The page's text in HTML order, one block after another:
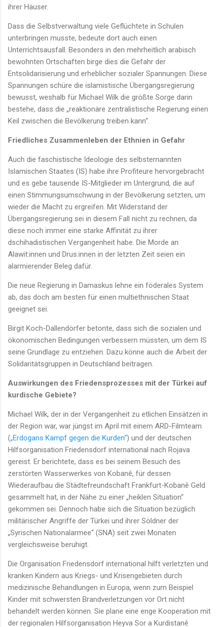
ihrer Häuser.
Dass die Selbstverwaltung viele Geflüchtete in Schulen
unterbringen musste, bedeute dort auch einen
Unterrichtsausfall. Besonders in den mehrheitlich arabisch
bewohnten Ortschaften birge dies die Gefahr der
Entsolidarisierung und erheblicher sozialer Spannungen. Diese
Spannungen schüre die islamistische Übergangsregierung
bewusst, weshalb für Michael Wilk die größte Sorge darin
bestehe, dass die „reaktionäre zentralistische Regierung einen
Keil zwischen die Bevölkerung treiben kann“.
Friedliches Zusammenleben der Ethnien in Gefahr
Auch die faschistische Ideologie des selbsternannten
Islamischen Staates (IS) habe ihre Profiteure hervorgebracht
und es gebe tausende IS-Mitglieder im Untergrund, die auf
einen Stimmungsumschwung in der Bevölkerung setzten, um
wieder die Macht zu ergreifen. Mit Widerstand der
Übergangsregierung sei in diesem Fall nicht zu rechnen, da
diese noch immer eine starke Affinität zu ihrer
dschihadistischen Vergangenheit habe. Die Morde an
Alawit:innen und Drus:innen in der letzten Zeit seien ein
alarmierender Beleg dafür.
Die neue Regierung in Damaskus lehne ein föderales System
ab, das doch am besten für einen multiethnischen Staat
geeignet sei.
Birgit Koch-Dallendörfer betonte, dass sich die sozialen und
ökonomischen Bedingungen verbessern müssten, um dem IS
seine Grundlage zu entziehen. Dazu könne auch die Arbeit der
Solidaritätsgruppen in Deutschland beitragen.
Auswirkungen des Friedensprozesses mit der Türkei auf
kurdische Gebiete?
Michael Wilk, der in der Vergangenheit zu etlichen Einsätzen in
der Region war, war jüngst im April mit einem ARD-Filmteam
(„Erdogans Kampf gegen die Kurden“) und der deutschen
Hilfsorganisation Friedensdorf international nach Rojava
gereist. Er berichtete, dass es bei seinem Besuch des
zerstörten Wasserwerkes von Kobanê, für dessen
Wiederaufbau die Städtefreundschaft Frankfurt-Kobanê Geld
gesammelt hat, in der Nähe zu einer „heiklen Situation“
gekommen sei. Dennoch habe sich die Situation bezüglich
militärischer Angriffe der Türkei und ihrer Söldner der
„Syrischen Nationalarmee“ (SNA) seit zwei Monaten
vergleichsweise beruhigt.
Die Organisation Friedensdorf international hilft verletzten und
kranken Kindern aus Kriegs- und Krisengebieten durch
medizinische Behandlungen in Europa, wenn zum Beispiel
Kinder mit schwersten Brandverletzungen vor Ort nicht
behandelt werden können. Sie plane eine enge Kooperation mit
der regionalen Hilfsorganisation Heyva Sor a Kurdistanê